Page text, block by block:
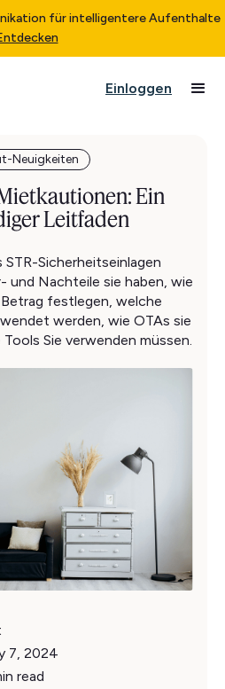
für intelligentere Aufenthalte
Einloggen
Neuigkeiten
Ein
Leitfaden
STR-Sicherheitseinlagen
und Nachteile sie haben, wie
festlegen, welche
werden, wie OTAs sie
Sie verwenden müssen.
7, 2024
read